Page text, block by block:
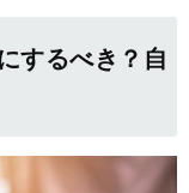
するべき？自